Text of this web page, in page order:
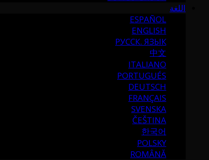
اللغة
ESPAÑOL
ENGLISH
РУССК. ЯЗЫК
中文
ITALIANO
PORTUGUÉS
DEUTSCH
FRANÇAIS
SVENSKA
ČEŠTINA
한국어
POLSKY
ROMÂNĂ